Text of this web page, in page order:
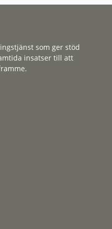
som ger stöd
insatser till att